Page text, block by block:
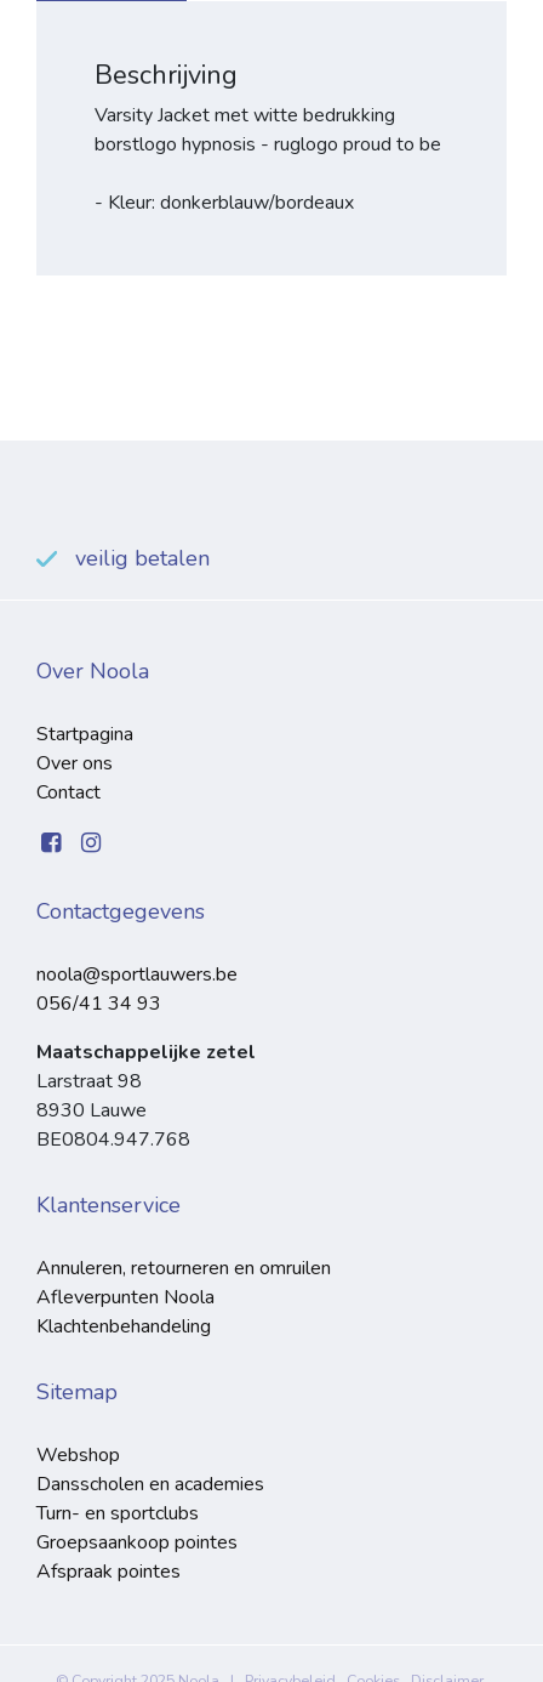
Beschrijving
Varsity Jacket met witte bedrukking
borstlogo hypnosis - ruglogo proud to be
- Kleur: donkerblauw/bordeaux
veilig betalen
Over Noola
Startpagina
Over ons
Contact
Contactgegevens
noola@sportlauwers.be
056/41 34 93
Maatschappelijke zetel
Larstraat 98
8930 Lauwe
BE0804.947.768
Klantenservice
Annuleren, retourneren en omruilen
Afleverpunten Noola
Klachtenbehandeling
Sitemap
Webshop
Dansscholen en academies
Turn- en sportclubs
Groepsaankoop pointes
Afspraak pointes